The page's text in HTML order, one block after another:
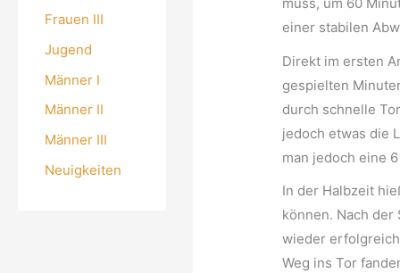
Frauen III
Jugend
Männer I
Männer II
Männer III
Neuigkeiten
einer stabilen
Direkt im ersten
gespielten
durch schnelle
jedoch etwas die
man jedoch eine
In der Halbzeit
können. Nach
wieder
Weg ins Tor